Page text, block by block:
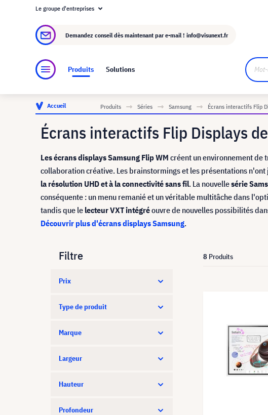
À propos de visunext.fr
Le groupe d'entreprises
Demandez conseil dès maintenant par e-mail ! info@visunext.fr
Produits Solutions
Accueil Produits Séries Samsung Écrans interactifs Flip
Écrans interactifs Flip Displays
Les écrans displays Samsung Flip WM créent un environnement de
collaboration créative. Les brainstormings et les présentations n'ont
la résolution UHD et à la connectivité sans fil. La nouvellesérie
conséquente : un menu remanié et un véritable multitâche dans
tandis que le lecteur VXT intégréouvre de nouvelles possibilités
Découvrir plus d'écrans displays Samsung.
Filtre
Prix
Type de produit
Marque
Largeur
Hauteur
Profondeur
8 Produits